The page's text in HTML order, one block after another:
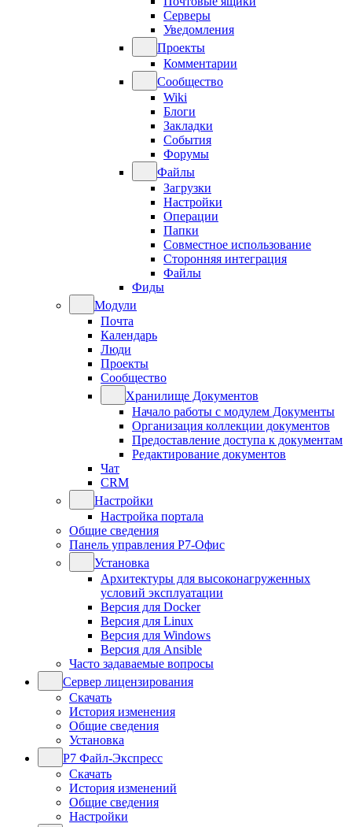
Серверы
Уведомления
Проекты
Комментарии
Сообщество
Wiki
Блоги
Закладки
События
Форумы
Файлы
Загрузки
Настройки
Операции
Папки
Совместное использование
Сторонняя интеграция
Файлы
Фиды
Модули
Почта
Календарь
Люди
Проекты
Сообщество
Хранилище Документов
Начало работы с модулем Документы
Организация коллекции документов
Предоставление доступа к документам
Редактирование документов
Чат
CRM
Настройки
Настройка портала
Общие сведения
Панель управления Р7-Офис
Установка
Архитектуры для высоконагруженных
условий эксплуатации
Версия для Docker
Версия для Linux
Версия для Windows
Версия для Ansible
Часто задаваемые вопросы
Сервер лицензирования
Скачать
История изменения
Общие сведения
Установка
Р7 Файл-Экспресс
Скачать
История изменений
Общие сведения
Настройки